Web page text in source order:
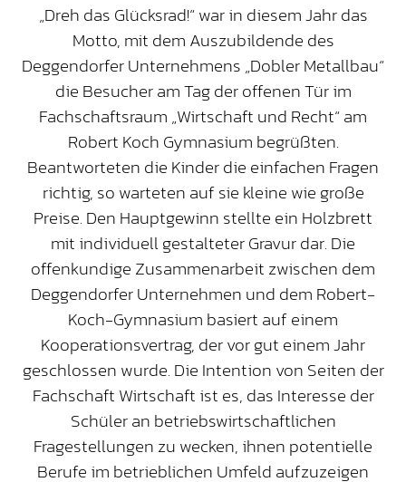
„Dreh das Glücksrad!“ war in diesem Jahr das
Motto, mit dem Auszubildende des
Deggendorfer Unternehmens „Dobler Metallbau“
die Besucher am Tag der offenen Tür im
Fachschaftsraum „Wirtschaft und Recht“ am
Robert Koch Gymnasium begrüßten.
Beantworteten die Kinder die einfachen Fragen
richtig, so warteten auf sie kleine wie große
Preise. Den Hauptgewinn stellte ein Holzbrett
mit individuell gestalteter Gravur dar. Die
offenkundige Zusammenarbeit zwischen dem
Deggendorfer Unternehmen und dem Robert-
Koch-Gymnasium basiert auf einem
Kooperationsvertrag, der vor gut einem Jahr
geschlossen wurde. Die Intention von Seiten der
Fachschaft Wirtschaft ist es, das Interesse der
Schüler an betriebswirtschaftlichen
Fragestellungen zu wecken, ihnen potentielle
Berufe im betrieblichen Umfeld aufzuzeigen